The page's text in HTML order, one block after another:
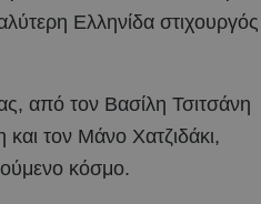
Ελληνίδα στιχουργός
από τον Βασίλη Τσιτσάνη
τον Μάνο Χατζιδάκι,
κόσμο.